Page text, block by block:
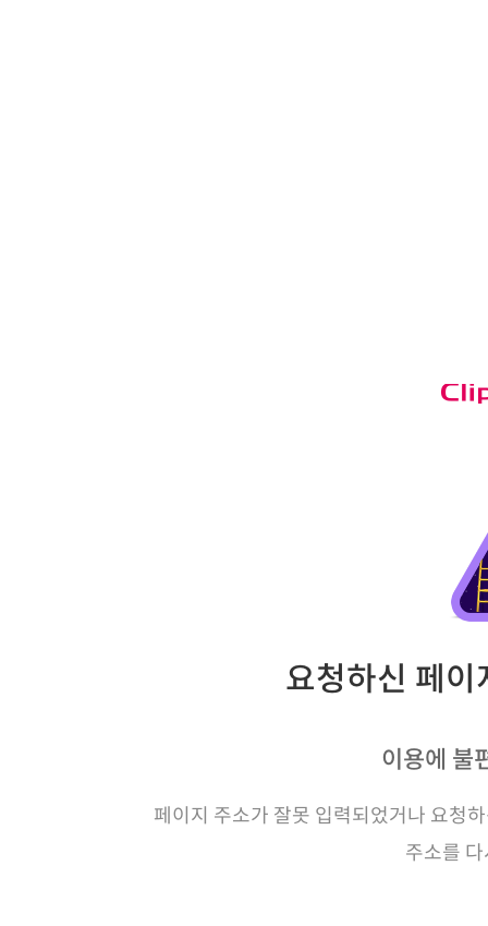
요청하신 페
이용에 불
페이지 주소가 잘못 입력되었거나 요청
주소를